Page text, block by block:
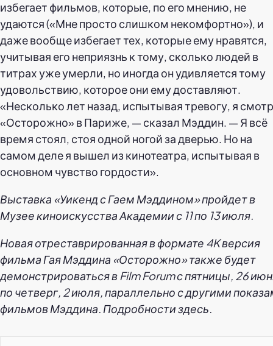
избегает фильмов, которые, по его мнению, не
удаются («Мне просто слишком некомфортно»), и
даже вообще избегает тех, которые ему нравятся,
учитывая его неприязнь к тому, сколько людей в
титрах уже умерли, но иногда он удивляется тому
удовольствию, которое они ему доставляют.
«Несколько лет назад, испытывая тревогу, я
«Осторожно» в Париже, — сказал Мэддин. — Я всё
время стоял, стоя одной ногой за дверью. Но на
самом деле я вышел из кинотеатра, испытывая в
основном чувство гордости».
Выставка «Уикенд с Гаем Мэддином» пройдет в
Музее киноискусства Академии с 11 по 13 июля.
Новая отреставрированная в формате 4K версия
фильма Гая Мэддина «Осторожно» также будет
демонстрироваться в Film Forum с пятницы, 26
по четверг, 2 июля, параллельно с другими
фильмов Мэддина. Подробности здесь.